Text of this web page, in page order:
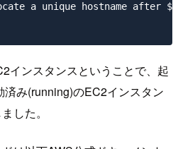
a unique hostname after
インスタンスということで、起
み(running)のEC2インスタン
した。